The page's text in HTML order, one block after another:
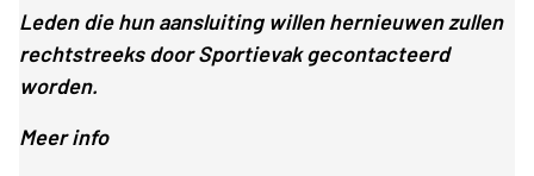
Leden die hun aansluiting willen hernieuwen zullen
rechtstreeks door Sportievak gecontacteerd
worden.
Meer info